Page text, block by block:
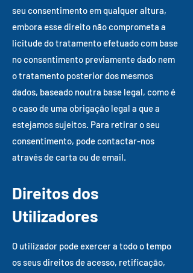
seu consentimento em qualquer altura,
embora esse direito não comprometa a
licitude do tratamento efetuado com base
no consentimento previamente dado nem
o tratamento posterior dos mesmos
dados, baseado noutra base legal, como é
o caso de uma obrigação legal a que a
estejamos sujeitos. Para retirar o seu
consentimento, pode contactar-nos
através de carta ou de email.
Direitos dos
Utilizadores
O utilizador pode exercer a todo o tempo
os seus direitos de acesso, retificação,